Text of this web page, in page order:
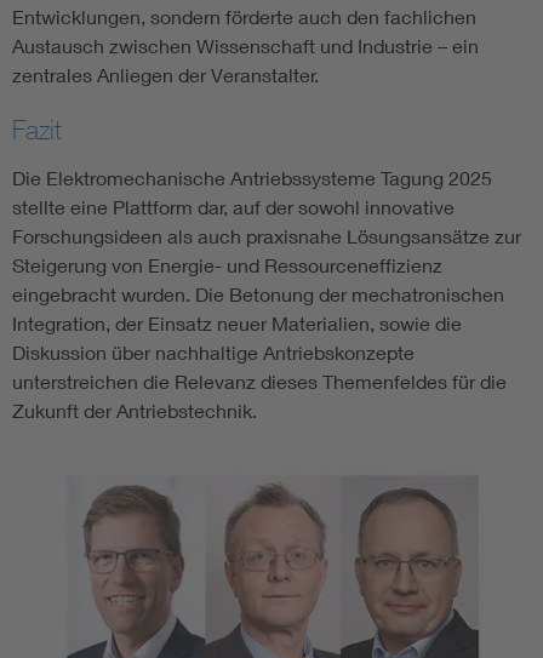
Entwicklungen, sondern förderte auch den fachlichen
Austausch zwischen Wissenschaft und Industrie – ein
zentrales Anliegen der Veranstalter.
Fazit
Die Elektromechanische Antriebssysteme Tagung 2025
stellte eine Plattform dar, auf der sowohl innovative
Forschungsideen als auch praxisnahe Lösungsansätze zur
Steigerung von Energie- und Ressourceneffizienz
eingebracht wurden. Die Betonung der mechatronischen
Integration, der Einsatz neuer Materialien, sowie die
Diskussion über nachhaltige Antriebskonzepte
unterstreichen die Relevanz dieses Themenfeldes für die
Zukunft der Antriebstechnik.